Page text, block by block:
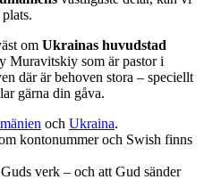
om Ukrainas huvudstad
Muravitskiy som är pastor i
där är behoven stora – speciellt
gärna din gåva.
och Ukraina.
kontonummer och Swish finns
verk – och att Gud sänder